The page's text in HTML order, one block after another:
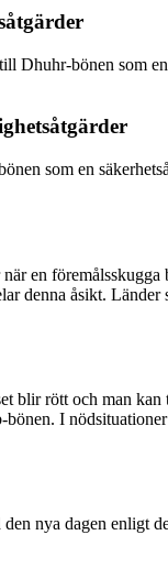
Dhuhr-bönen som en
som en
en
denna åsikt. Länder
blir rött och man
I
nya dagen enligt